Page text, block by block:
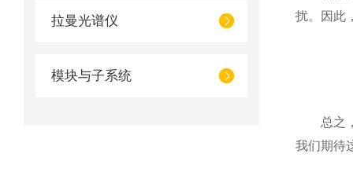
拉曼光谱仪
模块与子系统
扰。因此
总之，
我们期待